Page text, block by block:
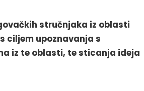
stručnjaka iz oblasti
ciljem upoznavanja s
iz te oblasti, te sticanja ideja